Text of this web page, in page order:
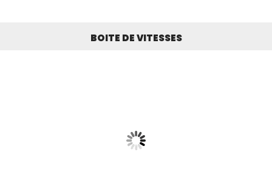
BOITE DE VITESSES